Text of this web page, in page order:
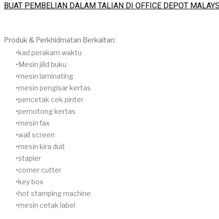
BUAT PEMBELIAN DALAM TALIAN DI OFFICE DEPOT
Produk & Perkhidmatan Berkaitan:
​kad perakam waktu
Mesin jilid buku
mesin laminating
mesin pengisar kertas
pencetak cek pinter
pemotong kertas
mesin fax
wall screen
mesin kira duit
stapler
corner cutter
key box
hot stamping machine
mesin cetak label